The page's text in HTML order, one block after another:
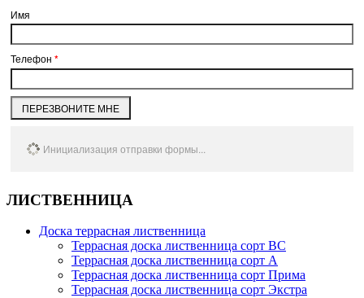
Имя
Телефон *
ПЕРЕЗВОНИТЕ МНЕ
Инициализация отправки формы...
ЛИСТВЕННИЦА
Доска террасная лиственница
Террасная доска лиственница сорт BC
Террасная доска лиственница сорт А
Террасная доска лиственница сорт Прима
Террасная доска лиственница сорт Экстра